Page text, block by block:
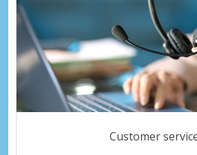
Customer